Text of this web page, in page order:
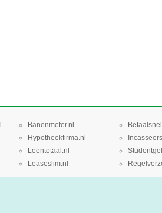
Banenmeter.nl
Hypotheekfirma.nl
Leentotaal.nl
Leaseslim.nl